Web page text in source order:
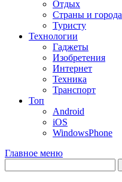
Отдых
Страны и города
Туристу
Технологии
Гаджеты
Изобретения
Интернет
Техника
Транспорт
Топ
Android
iOS
WindowsPhone
Главное меню